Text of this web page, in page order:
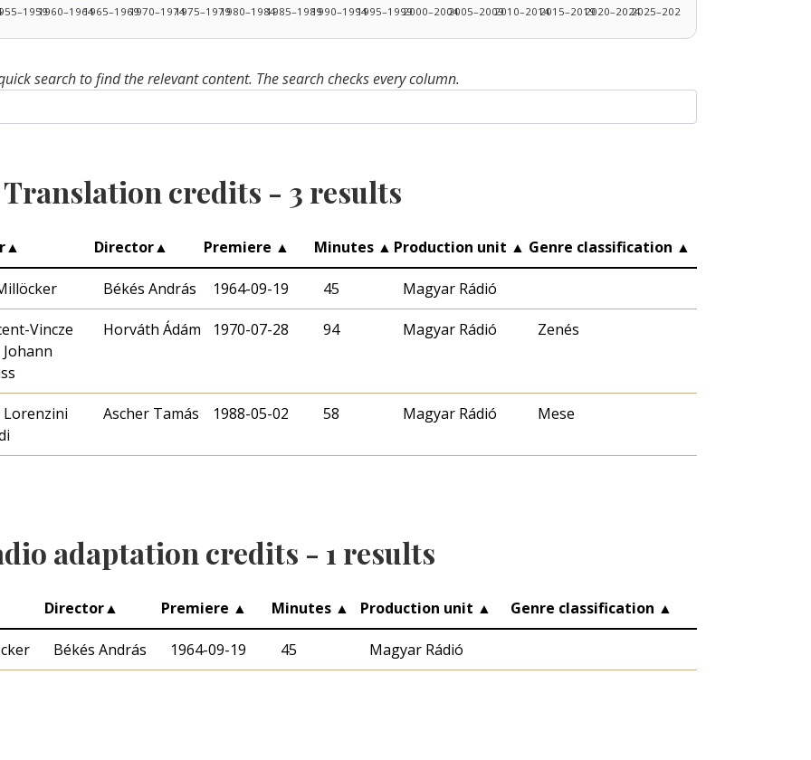
1960–19641965–19691970–19741975–19791980–19841985–19891990–19941995–19992000–20042005–20092010–20142015–20192020–20242025–2026
search to find the relevant content. The search checks every column.
Translation credits - 3 results
▲ Director▲ Premiere ▲ Minutes ▲ Production unit ▲ Genre classification ▲
Békés András 1964-09-19 45 Magyar Rádió
Vincze
Horváth Ádám 1970-07-28 94 Magyar Rádió Zenés
Lorenzini
Ascher Tamás 1988-05-02 58 Magyar Rádió Mese
adaptation credits - 1 results
Director▲ Premiere ▲ Minutes ▲ Production unit ▲ Genre classification ▲
Békés András 1964-09-19 45 Magyar Rádió